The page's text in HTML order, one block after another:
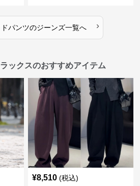
パンツのジーンズ一覧へ ›
ックスのおすすめアイテム
¥8,510 (税込)